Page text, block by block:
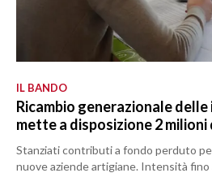
IL BANDO
Ricambio generazionale delle
mette a disposizione 2 milioni
Stanziati contributi a fondo perduto
nuove aziende artigiane. Intensità fino